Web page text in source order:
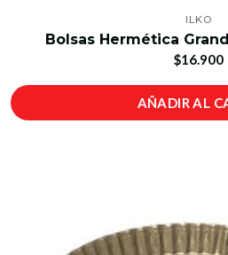
ILKO
Bolsas Hermética
$16.900
AÑADIR AL